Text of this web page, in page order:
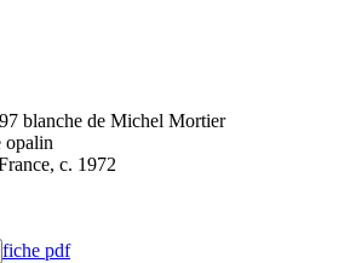
blanche de Michel Mortier
opalin
c. 1972
fiche pdf